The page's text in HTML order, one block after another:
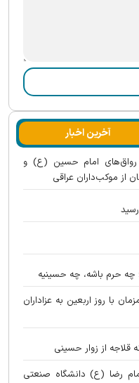
آخرین اخبار
رواق‌های امام حسین (ع) و
از موکب‌داران عراقی
چه حرم باشه، چه حسینیه
با روز اربعین به عزاداران
قلاجه از زوار حسینی
رضا (ع) دانشگاه صنعتی